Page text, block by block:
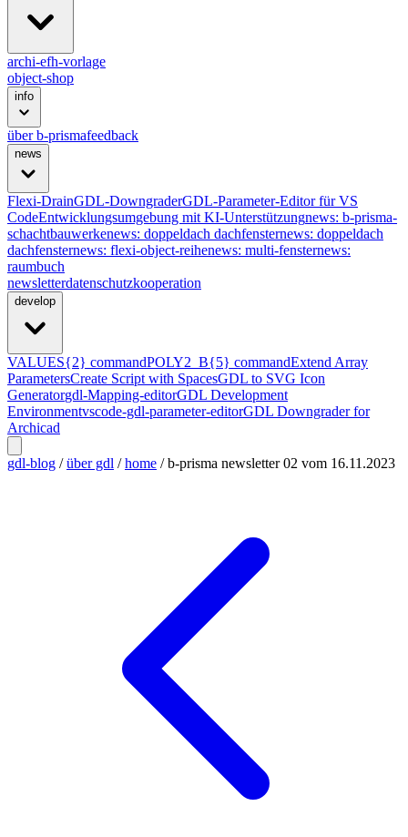
archi-efh-vorlage
object-shop
info
über b-prismafeedback
news
Flexi-DrainGDL-DowngraderGDL-Parameter-Editor für VS
CodeEntwicklungsumgebung mit KI-Unterstützungnews: b-prisma-
schachtbauwerkenews: doppeldach dachfensternews: doppeldach
dachfensternews: flexi-object-reihenews: multi-fensternews:
raumbuch
newsletterdatenschutzkooperation
develop
VALUES{2} commandPOLY2_B{5} commandExtend Array
ParametersCreate Script with SpacesGDL to SVG Icon
Generatorgdl-Mapping-editorGDL Development
Environmentvscode-gdl-parameter-editorGDL Downgrader for
Archicad
gdl-blog / über gdl / home / b-prisma newsletter 02 vom 16.11.2023